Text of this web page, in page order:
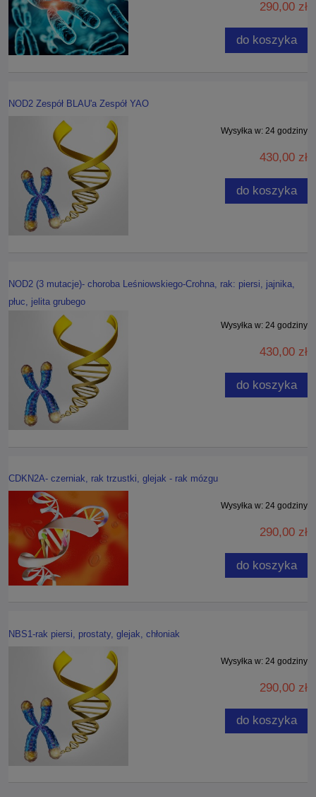
290,00 zł
do koszyka
NOD2 Zespół BLAU'a Zespół YAO
Wysyłka w: 24 godziny
430,00 zł
do koszyka
NOD2 (3 mutacje)- choroba Leśniowskiego-Crohna, rak: piersi, jajnika,
płuc, jelita grubego
Wysyłka w: 24 godziny
430,00 zł
do koszyka
CDKN2A- czerniak, rak trzustki, glejak - rak mózgu
Wysyłka w: 24 godziny
290,00 zł
do koszyka
NBS1-rak piersi, prostaty, glejak, chłoniak
Wysyłka w: 24 godziny
290,00 zł
do koszyka